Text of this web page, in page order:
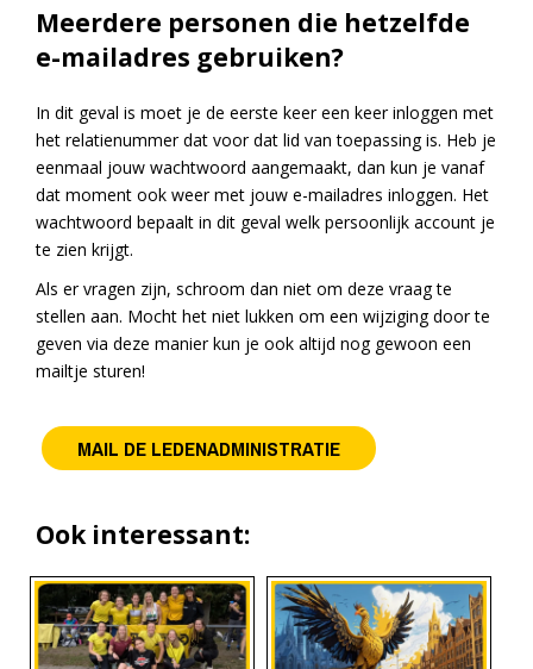
Meerdere personen die hetzelfde
e-mailadres gebruiken?
In dit geval is moet je de eerste keer een keer inloggen met
het relatienummer dat voor dat lid van toepassing is. Heb je
eenmaal jouw wachtwoord aangemaakt, dan kun je vanaf
dat moment ook weer met jouw e-mailadres inloggen. Het
wachtwoord bepaalt in dit geval welk persoonlijk account je
te zien krijgt.
Als er vragen zijn, schroom dan niet om deze vraag te
stellen aan. Mocht het niet lukken om een wijziging door te
geven via deze manier kun je ook altijd nog gewoon een
mailtje sturen!
MAIL DE LEDENADMINISTRATIE
Ook interessant: